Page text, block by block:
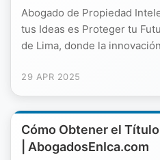
Abogado de Propiedad
tus Ideas es Proteger tu
de Lima, donde la
29 APR 2025
Cómo Obtener el
| AbogadosEnIca.com